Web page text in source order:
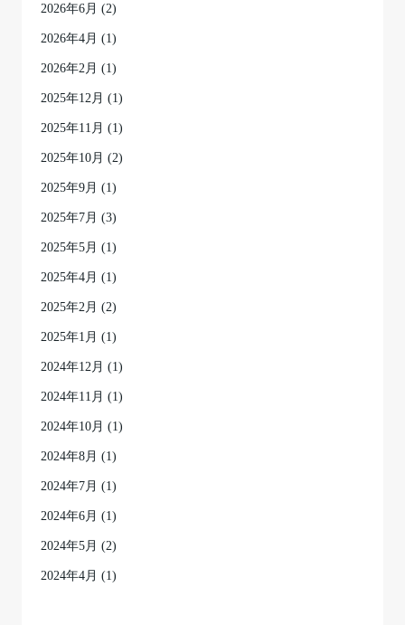
2026年6月 (2)
2026年4月 (1)
2026年2月 (1)
2025年12月 (1)
2025年11月 (1)
2025年10月 (2)
2025年9月 (1)
2025年7月 (3)
2025年5月 (1)
2025年4月 (1)
2025年2月 (2)
2025年1月 (1)
2024年12月 (1)
2024年11月 (1)
2024年10月 (1)
2024年8月 (1)
2024年7月 (1)
2024年6月 (1)
2024年5月 (2)
2024年4月 (1)